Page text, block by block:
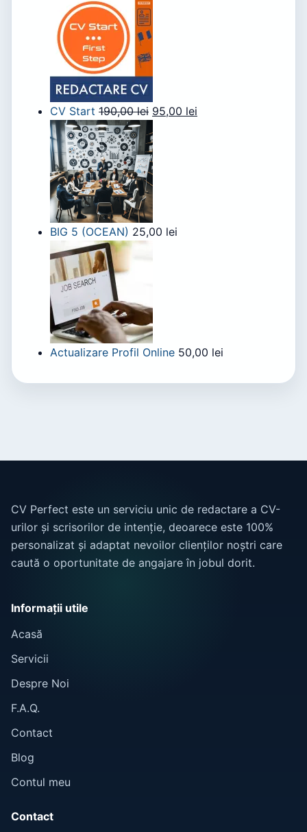
CV Start 190,00lei 95,00 lei
BIG 5 (OCEAN) 25,00 lei
Actualizare Profil Online 50,00 lei
CV Perfect este un serviciu unic de redactare a CV-
urilor și scrisorilor de intenție, deoarece este 100%
personalizat și adaptat nevoilor clienților noștri care
caută o oportunitate de angajare în jobul dorit.
Informații utile
Acasă
Servicii
Despre Noi
F.A.Q.
Contact
Blog
Contul meu
Contact